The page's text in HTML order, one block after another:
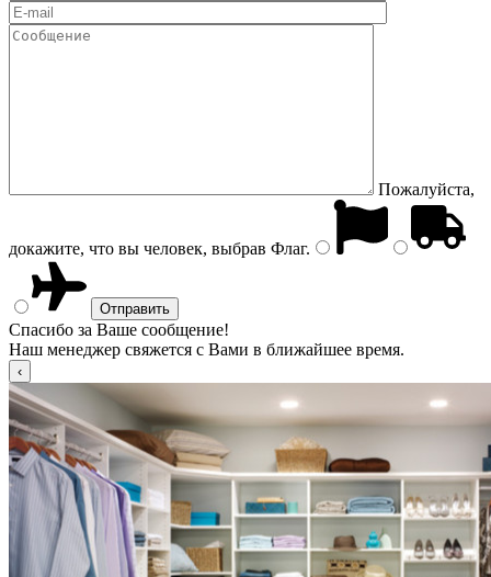
Пожалуйста,
докажите, что вы человек, выбрав Флаг.
Спасибо за Ваше сообщение!
Наш менеджер свяжется с Вами в ближайшее время.